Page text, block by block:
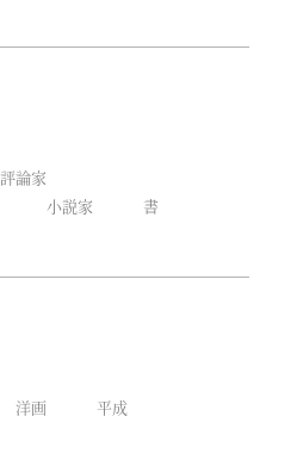
評論家
小説家
書
洋画
平成